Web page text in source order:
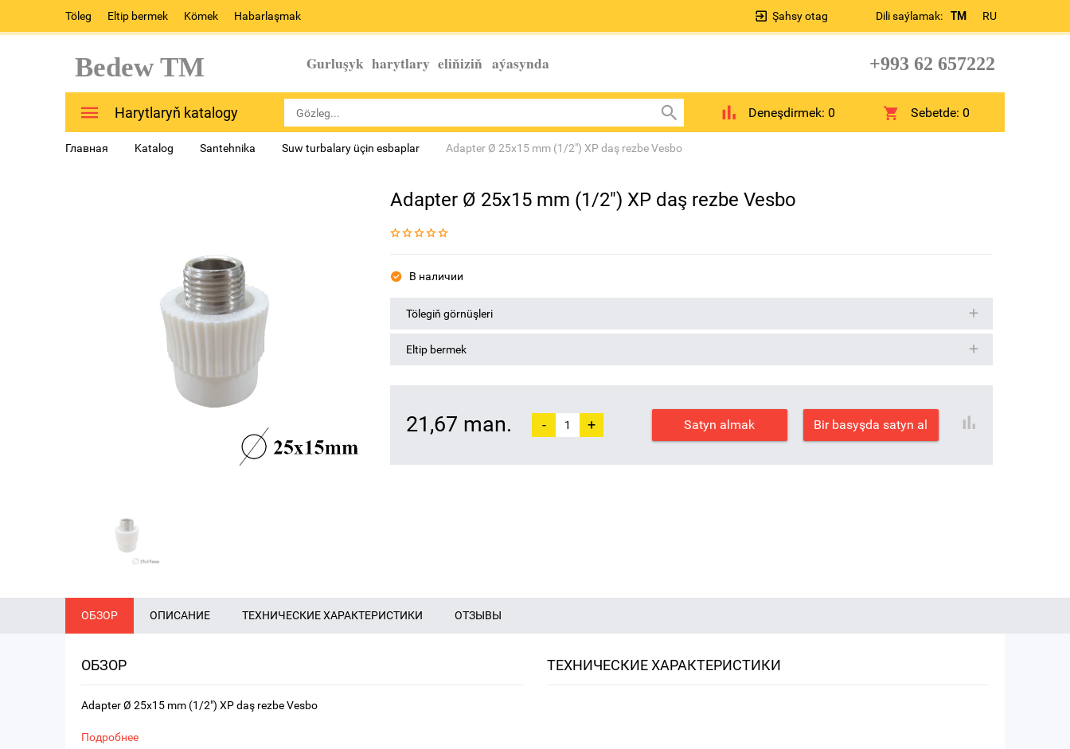
Töleg Eltip bermek Kömek Habarlaşmak Dili saýlamak: TM RU
Şahsy otag
Bedew TM Gurluşyk harytlary eliňiziň aýasynda +993 62 657222
Harytlaryň katalogy Deneşdirmek: 0 Sebetde:0
Главная Katalog Santehnika Suw turbalary üçin esbaplar Adapter Ø 25x15 mm (1/2") XP daş rezbe Vesbo
Adapter Ø 25x15 mm (1/2") XP daş rezbe Vesbo
В наличии
Tölegiň görnüşleri
Eltip bermek
21,67 man. - + Satyn almak Bir basyşda satyn al
ОБЗОР ОПИСАНИЕ ТЕХНИЧЕСКИЕ ХАРАКТЕРИСТИКИ ОТЗЫВЫ
ОБЗОР
Adapter Ø 25x15 mm (1/2") XP daş rezbe Vesbo
Подробнее
ТЕХНИЧЕСКИЕ ХАРАКТЕРИСТИКИ